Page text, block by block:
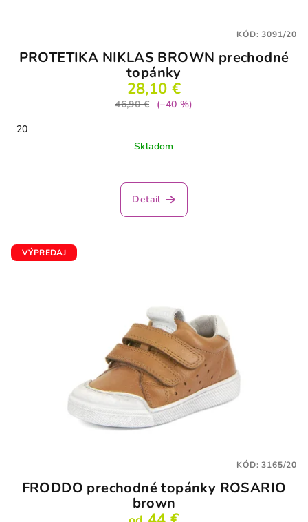
PROTETIKA NIKLAS BROWN prechodné
topánky
28,10 €
46,90 €
(–40 %)
20
Skladom
Detail
KÓD:3091/20
VÝPREDAJ
FRODDO prechodné topánky ROSARIO
brown
KÓD:3165/20